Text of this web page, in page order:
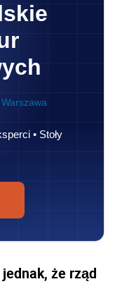
Warszawa
• Stoły
że rząd